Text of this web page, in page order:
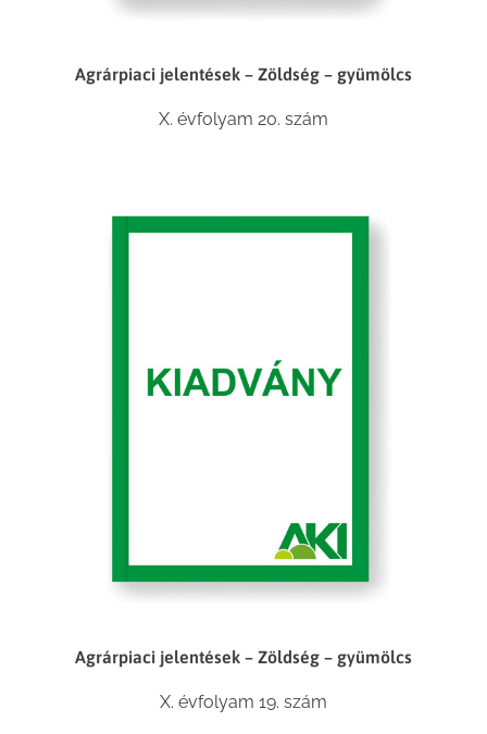
Agrárpiaci jelentések – Zöldség – gyümölcs
X. évfolyam 20. szám
Agrárpiaci jelentések – Zöldség – gyümölcs
X. évfolyam 19. szám